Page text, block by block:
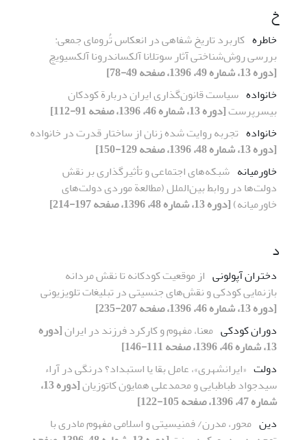
خ
خاطره کاربرد تاریخ شفاهی در انعکاس تُرومای جمعی:
بررسی روش‌شناختی آثار سوتلانا آلکساندرونا آلکسیویچ
[دوره 13، شماره 49، 1396، صفحه 49-78]
خانواده سیاست قانون‌گذاری ایران دربارة کودکان
بی‏سرپرست[دوره 13، شماره 46، 1396، صفحه 91-112]
خانواده تجربه روایت شده زنان از ساختار قدرت در خانواده
[دوره 13، شماره 48، 1396، صفحه 129-150]
خاورمیانه شبکه‌های اجتماعی و تأثیرگذاری بر نقش
دولت‌ها در روابط بین‌الملل (مطالعة موردی دولت‌های
خاورمیانه)[دوره 13، شماره 48، 1396، صفحه 197-214]
د
دختران آپولونی از موقعیت کودکانه تا نقش مردانه
بازنمایی کودکی و نقش‌های جنسیتی در تبلیغات تلویزیونی
[دوره 13، شماره 46، 1396، صفحه 207-235]
دوران کودکی معنا، مفهوم و کارکرد فرزند در ایران[دوره
13، شماره 46، 1396، صفحه 111-146]
دولت «ایرانشهری»، عامل بقا یا استبداد؟ درنگی در آراء
سیدجواد طباطبایی و محمدعلی همایون کاتوزیان
[دوره 13،
شماره 47، 1396، صفحه 105-122]
دین محور، مدرن/ فمنیسیتی و اسلامی مفهوم مادری با